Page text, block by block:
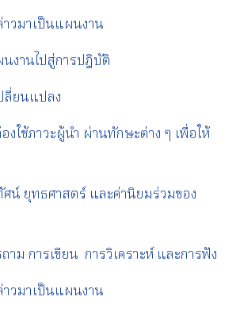
วมาเป็นแผนงาน
งานไปสู่การปฎิบัติ
ลี่ยนแปลง
งใช้ภาวะผู้นำ ผ่านทักษะต่าง ๆ เพื่อให้
น์ ยุทธศาสตร์ และค่านิยมร่วมของ
าม การเขียน การวิเคราะห์ และการฟัง
วมาเป็นแผนงาน